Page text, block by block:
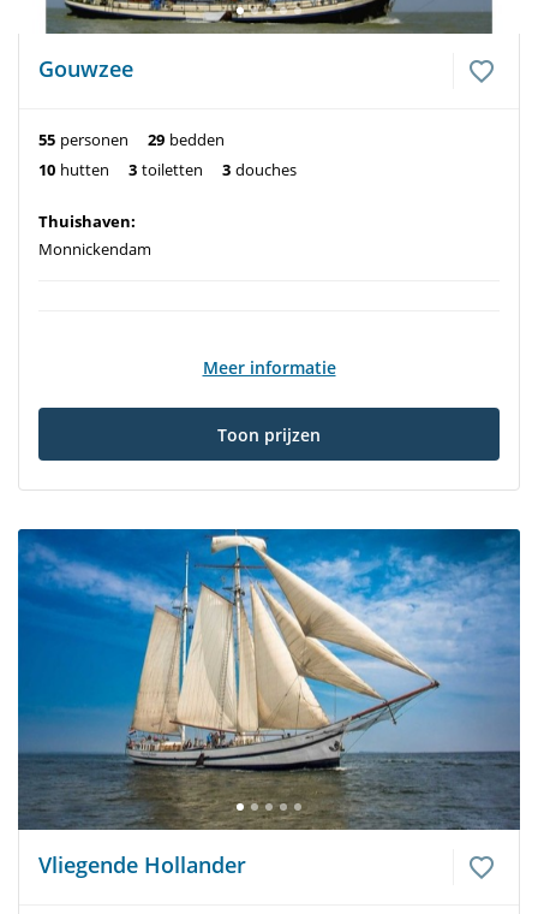
Gouwzee
55 personen 29 bedden
10 hutten 3 toiletten 3 douches
Thuishaven:
Monnickendam
Meer informatie
Toon prijzen
Vliegende Hollander